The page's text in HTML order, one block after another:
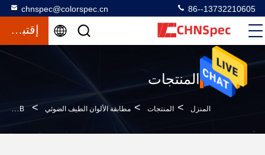
chnspec@colorspec.cn 86--13732210605
إقتباس
المنتجات
المنزل > المنتجات > مطابقة الألوان الطيف الضوئي > 152mm Sphere CE Benchtop Spectrophotometer 8GB ذاكرة التخزين